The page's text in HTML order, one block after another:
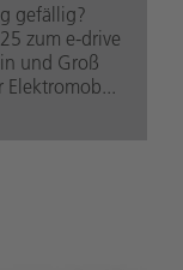
gefällig?
zum e-drive
und Groß